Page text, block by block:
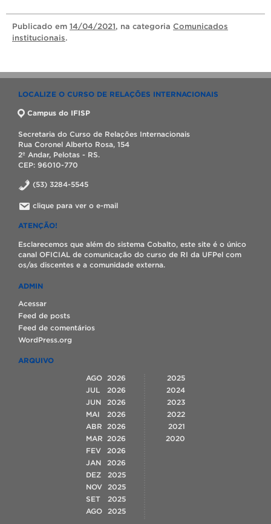
Publicado em 14/04/2021, na categoria Comunicados
institucionais.
LOCALIZE O CURSO DE RELAÇÕES INTERNACIONAIS
Campus do IFISP
Secretaria do Curso de Relações Internacionais
Rua Coronel Alberto Rosa, 154
2º Andar, Pelotas - RS.
CEP: 96010-770
(53) 3284-5545
clique para ver o e-mail
ATENÇÃO!
Esclarecemos que além do sistema Cobalto, este site é o único
canal OFICIAL de comunicação do curso de RI da UFPel com
os/as discentes e a comunidade externa.
ADMIN
Acessar
Feed de posts
Feed de comentários
WordPress.org
ARQUIVO
AGO
2026
JUL
2026
JUN
2026
MAI
2026
ABR
2026
MAR
2026
FEV
2026
JAN
2026
DEZ
2025
NOV
2025
SET
2025
AGO
2025
2025
2024
2023
2022
2021
2020